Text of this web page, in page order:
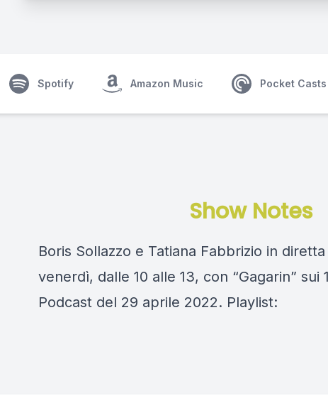
Spotify Amazon Music Pocket Casts
Show Notes
Boris Sollazzo e Tatiana Fabbrizio in
venerdì, dalle 10 alle 13, con “Gagarin” sui
Podcast del 29 aprile 2022. Playlist: